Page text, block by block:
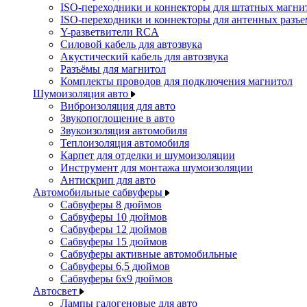
ISO-переходники и коннекторы для штатных
ISO-переходники и коннекторы для антенных
Y-разветвители RCA
Силовой кабель для автозвука
Акустический кабель для автозвука
Разъёмы для магнитол
Комплекты проводов для подключения магнитол
Шумоизоляция авто
Виброизоляция для авто
Звукопоглощение в авто
Звукоизоляция автомобиля
Теплоизоляция автомобиля
Карпет для отделки и шумоизоляции
Инструмент для монтажа шумоизоляции
Антискрип для авто
Автомобильные сабвуферы
Сабвуферы 8 дюймов
Сабвуферы 10 дюймов
Сабвуферы 12 дюймов
Сабвуферы 15 дюймов
Сабвуферы активные автомобильные
Сабвуферы 6,5 дюймов
Сабвуферы 6x9 дюймов
Автосвет
Лампы галогеновые для авто